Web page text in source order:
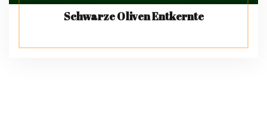
Schwarze Oliven Entkernte